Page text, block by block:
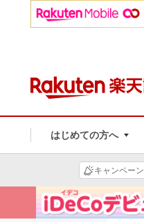
はじめての方へ
キャンペーン